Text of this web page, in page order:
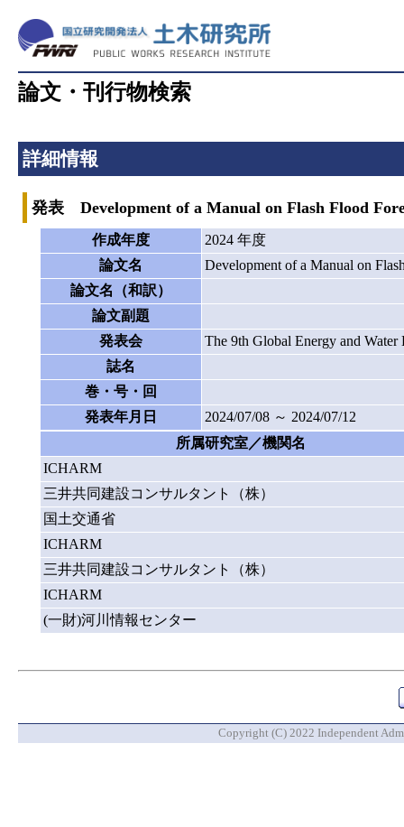
論文・刊行物検索
詳細情報
発表 Development of a Manual on Flash Flood
作成年度
2024 年度
論文名
Development of a Manual on
論文名（和訳）
論文副題
発表会
The 9th Global Energy and Water
誌名
巻・号・回
発表年月日
2024/07/08 ～ 2024/07/12
所属研究室／機関名
ICHARM
三井共同建設コンサルタント（株）
国土交通省
ICHARM
三井共同建設コンサルタント（株）
ICHARM
(一財)河川情報センター
Copyright (C) 2022 Independent